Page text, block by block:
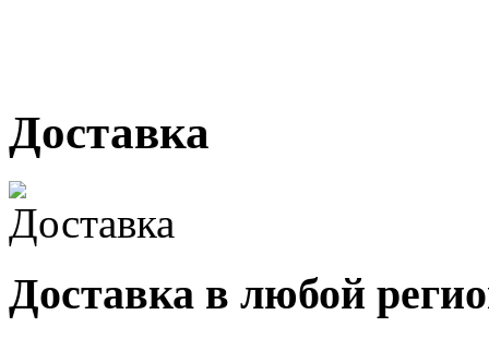
Доставка
Доставка в любой